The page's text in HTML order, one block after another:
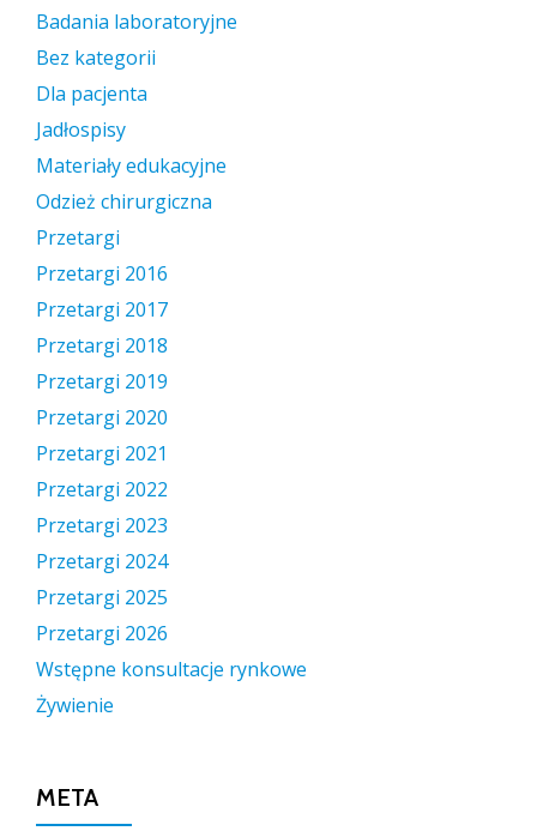
Badania laboratoryjne
Bez kategorii
Dla pacjenta
Jadłospisy
Materiały edukacyjne
Odzież chirurgiczna
Przetargi
Przetargi 2016
Przetargi 2017
Przetargi 2018
Przetargi 2019
Przetargi 2020
Przetargi 2021
Przetargi 2022
Przetargi 2023
Przetargi 2024
Przetargi 2025
Przetargi 2026
Wstępne konsultacje rynkowe
Żywienie
META